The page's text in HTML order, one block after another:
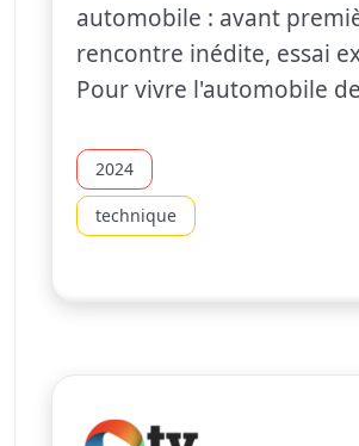
automobile : avant
rencontre inédite, essai
Pour vivre l'automobile
2024
technique